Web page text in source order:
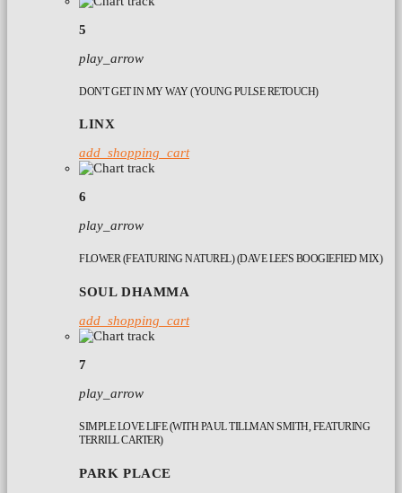
5
play_arrow
DON'T GET IN MY WAY (YOUNG PULSE RETOUCH)
LINX
add_shopping_cart
6
play_arrow
FLOWER (FEATURING NATUREL) (DAVE LEE'S BOOGIEFIED MIX)
SOUL DHAMMA
add_shopping_cart
7
play_arrow
SIMPLE LOVE LIFE (WITH PAUL TILLMAN SMITH, FEATURING
TERRILL CARTER)
PARK PLACE